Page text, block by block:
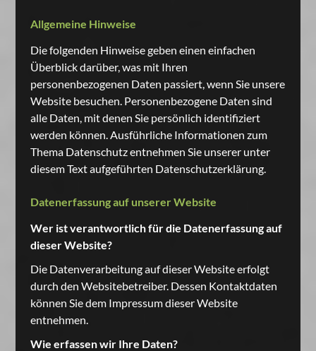
Allgemeine Hinweise
Die folgenden Hinweise geben einen einfachen
Überblick darüber, was mit Ihren
personenbezogenen Daten passiert, wenn Sie unsere
Website besuchen. Personenbezogene Daten sind
alle Daten, mit denen Sie persönlich identifiziert
werden können. Ausführliche Informationen zum
Thema Datenschutz entnehmen Sie unserer unter
diesem Text aufgeführten Datenschutzerklärung.
Datenerfassung auf unserer Website
Wer ist verantwortlich für die Datenerfassung auf
dieser Website?
Die Datenverarbeitung auf dieser Website erfolgt
durch den Websitebetreiber. Dessen Kontaktdaten
können Sie dem Impressum dieser Website
entnehmen.
Wie erfassen wir Ihre Daten?